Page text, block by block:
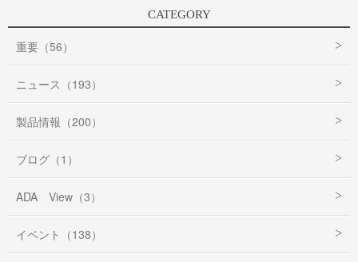
CATEGORY
重要（56）
ニュース（193）
製品情報（200）
ブログ（1）
ADA View（3）
イベント（138）